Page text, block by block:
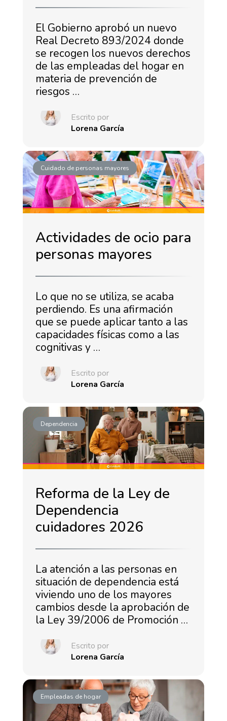
El Gobierno aprobó un nuevo
Real Decreto 893/2024 donde
se recogen los nuevos derechos
de las empleadas del hogar en
materia de prevención de
riesgos …
Escrito por
Lorena García
Cuidado de personas mayores
Actividades de ocio para
personas mayores
Lo que no se utiliza, se acaba
perdiendo. Es una afirmación
que se puede aplicar tanto a las
capacidades físicas como a las
cognitivas y …
Escrito por
Lorena García
Dependencia
Reforma de la Ley de
Dependencia
cuidadores 2026
La atención a las personas en
situación de dependencia está
viviendo uno de los mayores
cambios desde la aprobación de
la Ley 39/2006 de Promoción …
Escrito por
Lorena García
Empleadas de hogar